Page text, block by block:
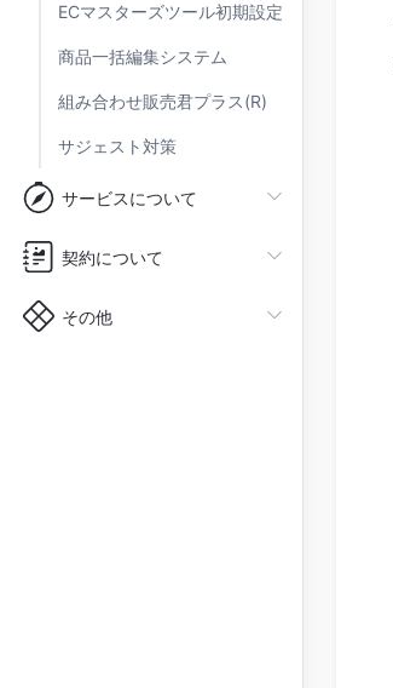
ECマスターズツール初期設定
商品一括編集システム
組み合わせ販売君プラス(R)
サジェスト対策
サービスについて
契約について
その他